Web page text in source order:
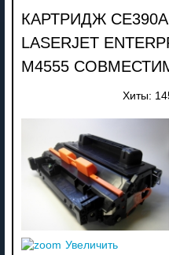
КАРТРИДЖ
LASERJET
M4555
Хиты:
Увеличить